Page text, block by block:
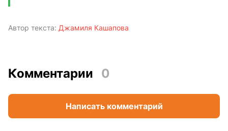
Автор текста: Джамиля Кашапова
Комментарии 0
Написать комментарий